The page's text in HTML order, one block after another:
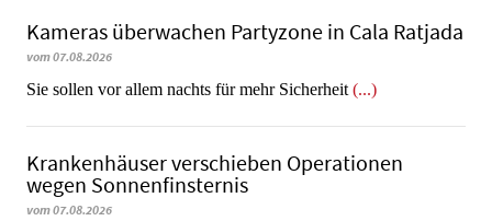
Kameras überwachen Partyzone in Cala Ratjada
vom 07.08.2026
Sie sollen vor allem nachts für mehr Sicherheit (...)
Krankenhäuser verschieben Operationen
wegen Sonnenfinsternis
vom 07.08.2026